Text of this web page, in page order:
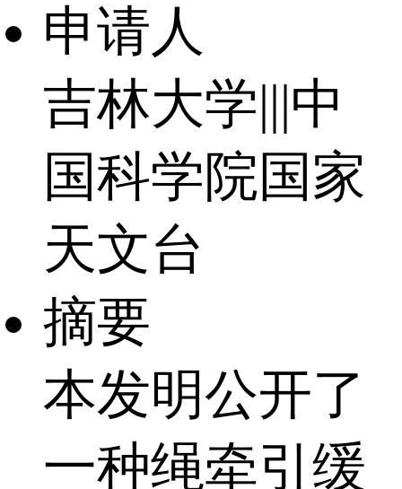
申请人
吉林大学|||中
国科学院国家
天文台
摘要
本发明公开了
一种绳牵引缓